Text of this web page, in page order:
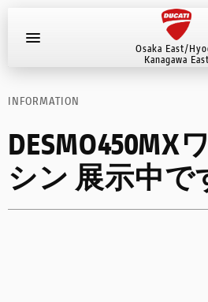
Osaka East/
Kanagawa East
新車
ショールーム
サービス
INFORMATION
DESMO450MX
シン 展示中で